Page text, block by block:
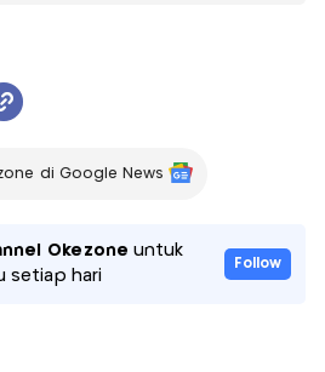
di Google News
Okezone untuk
setiap hari
Follow